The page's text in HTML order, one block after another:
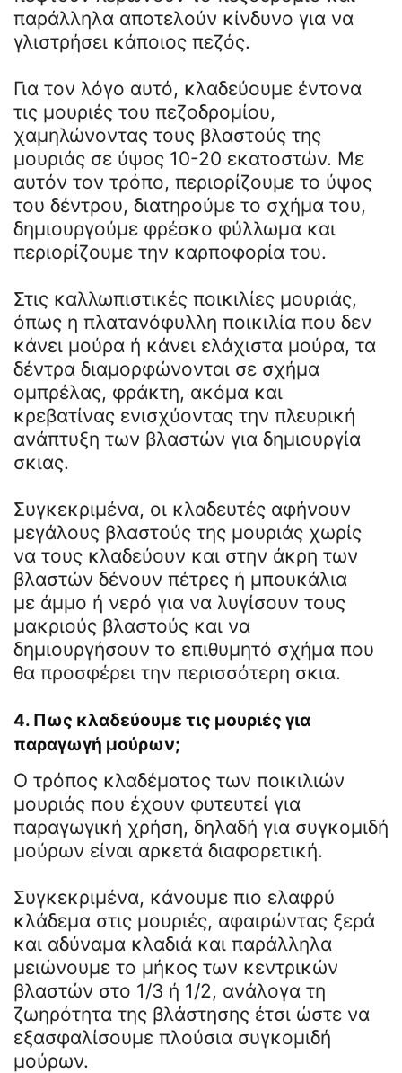
παράλληλα αποτελούν κίνδυνο για να
γλιστρήσει κάποιος πεζός.
Για τον λόγο αυτό, κλαδεύουμε έντονα
τις μουριές του πεζοδρομίου,
χαμηλώνοντας τους βλαστούς της
μουριάς σε ύψος 10-20 εκατοστών. Με
αυτόν τον τρόπο, περιορίζουμε το ύψος
του δέντρου, διατηρούμε το σχήμα του,
δημιουργούμε φρέσκο φύλλωμα και
περιορίζουμε την καρποφορία του.
Στις καλλωπιστικές ποικιλίες μουριάς,
όπως η πλατανόφυλλη ποικιλία που δεν
κάνει μούρα ή κάνει ελάχιστα μούρα, τα
δέντρα διαμορφώνονται σε σχήμα
ομπρέλας, φράκτη, ακόμα και
κρεβατίνας ενισχύοντας την πλευρική
ανάπτυξη των βλαστών για δημιουργία
σκιας.
Συγκεκριμένα, οι κλαδευτές αφήνουν
μεγάλους βλαστούς της μουριάς χωρίς
να τους κλαδεύουν και στην άκρη των
βλαστών δένουν πέτρες ή μπουκάλια
με άμμο ή νερό για να λυγίσουν τους
μακριούς βλαστούς και να
δημιουργήσουν το επιθυμητό σχήμα που
θα προσφέρει την περισσότερη σκια.
4. Πως κλαδεύουμε τις μουριές για
παραγωγή μούρων;
Ο τρόπος κλαδέματος των ποικιλιών
μουριάς που έχουν φυτευτεί για
παραγωγική χρήση, δηλαδή για συγκομιδή
μούρων είναι αρκετά διαφορετική.
Συγκεκριμένα, κάνουμε πιο ελαφρύ
κλάδεμα στις μουριές, αφαιρώντας ξερά
και αδύναμα κλαδιά και παράλληλα
μειώνουμε το μήκος των κεντρικών
βλαστών στο 1/3 ή 1/2, ανάλογα τη
ζωηρότητα της βλάστησης έτσι ώστε να
εξασφαλίσουμε πλούσια συγκομιδή
μούρων.